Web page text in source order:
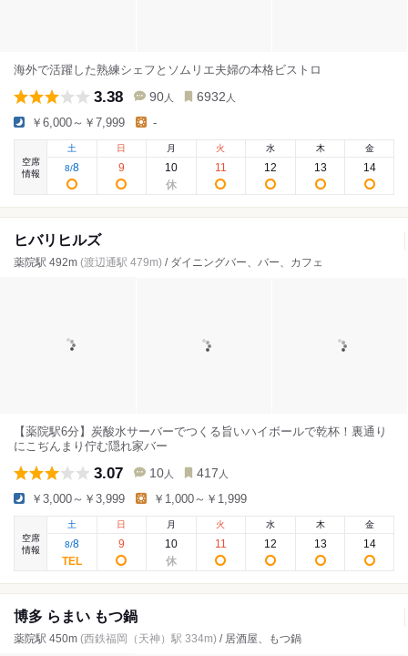
海外で活躍した熟練シェフとソムリエ夫婦の本格ビストロ
3.38 90 人 6932 人
￥6,000～￥7,999 -
空席
情報
土
8/8
日
9
月
10
火
11
水
12
木
13
金
14
ヒバリヒルズ
薬院駅 492m (渡辺通駅 479m) / ダイニングバー、バー、カフェ
【薬院駅6分】炭酸水サーバーでつくる旨いハイボールで乾杯！裏通り
にこぢんまり佇む隠れ家バー
3.07 10 人 417 人
￥3,000～￥3,999 ￥1,000～￥1,999
空席
情報
土
8/8
日
9
月
10
火
11
水
12
木
13
金
14
博多 らまい もつ鍋
薬院駅 450m (西鉄福岡（天神）駅 334m) / 居酒屋、もつ鍋